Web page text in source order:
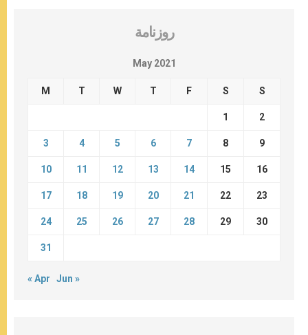
روزنامة
May 2021
M T W T F S S
1 2
3 4 5 6 7 8 9
10 11 12 13 14 15 16
17 18 19 20 21 22 23
24 25 26 27 28 29 30
31
« Apr Jun »